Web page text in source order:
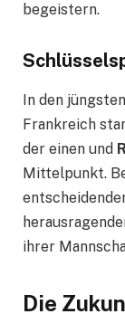
begeistern.
In den
Frankreich
der einen und
Mittelpunkt.
ihrer
Die